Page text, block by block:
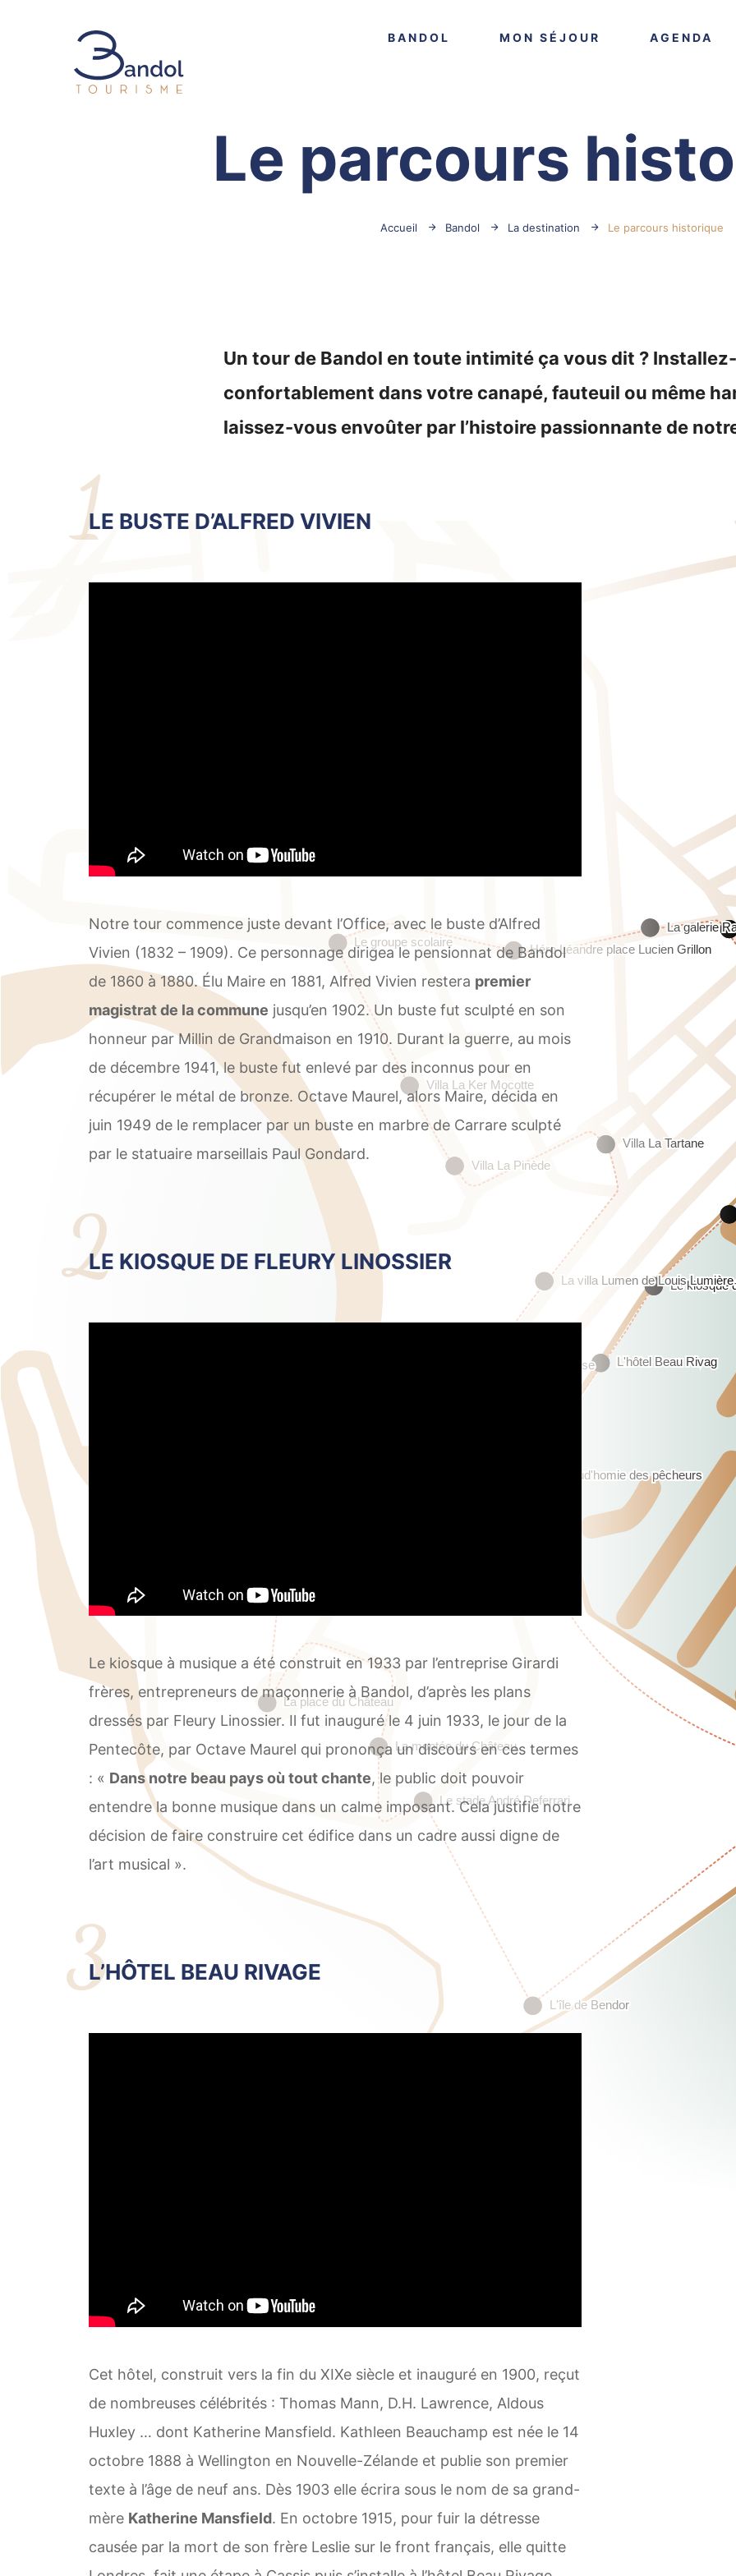
BANDOL VOIR PLUSMON SÉJOUR VOIR PLUSAGENDA
Le parcours
Accueil Bandol La destination Le parcours historique
Un tour de Bandol en toute intimité ça vous dit ?
confortablement dans votre canapé, fauteuil ou même
laissez-vous envoûter par l’histoire passionnante de
1
LE BUSTE D’ALFRED VIVIEN
Notre tour commence juste devant l’Office, avec le buste d’Alfred
Vivien (1832 – 1909). Ce personnage dirigea le pensionnat de Bandol
de 1860 à 1880. Élu Maire en 1881, Alfred Vivien restera premier
magistrat de la commune jusqu’en 1902. Un buste fut sculpté en son
honneur par Millin de Grandmaison en 1910. Durant la guerre, au mois
de décembre 1941, le buste fut enlevé par des inconnus pour en
récupérer le métal de bronze. Octave Maurel, alors Maire, décida en
juin 1949 de le remplacer par un buste en marbre de Carrare sculpté
par le statuaire marseillais Paul Gondard.
2LE KIOSQUE DE FLEURY LINOSSIER
Le kiosque à musique a été construit en 1933 par l’entreprise Girardi
frères, entrepreneurs de maçonnerie à Bandol, d’après les plans
dressés par Fleury Linossier. Il fut inauguré le 4 juin 1933, le jour de la
Pentecôte, par Octave Maurel qui prononça un discours en ces termes
: « Dans notre beau pays où tout chante, le public doit pouvoir
entendre la bonne musique dans un calme imposant. Cela justifie notre
décision de faire construire cet édifice dans un cadre aussi digne de
l’art musical ».
3L’HÔTEL BEAU RIVAGE
Cet hôtel, construit vers la fin du XIXe siècle et inauguré en 1900, reçut
de nombreuses célébrités : Thomas Mann, D.H. Lawrence, Aldous
Huxley … dont Katherine Mansfield. Kathleen Beauchamp est née le 14
octobre 1888 à Wellington en Nouvelle-Zélande et publie son premier
texte à l’âge de neuf ans. Dès 1903 elle écrira sous le nom de sa grand-
mère Katherine Mansfield. En octobre 1915, pour fuir la détresse
causée par la mort de son frère Leslie sur le front français, elle quitte